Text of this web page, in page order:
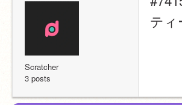
Scratcher
3 posts
テ